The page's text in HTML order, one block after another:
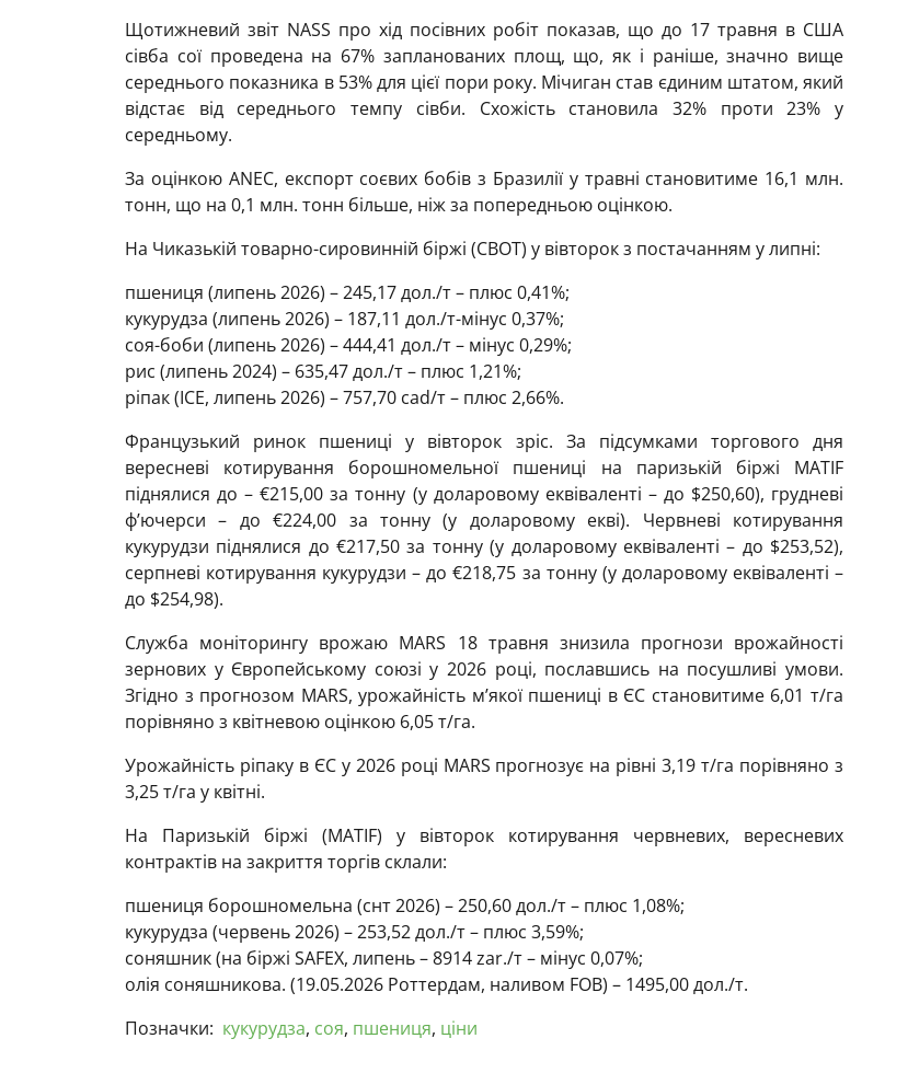
Щотижневий звіт NASS про хід посівних робіт показав, що до 17 травня в США
сівба сої проведена на 67% запланованих площ, що, як і раніше, значно вище
середнього показника в 53% для цієї пори року. Мічиган став єдиним штатом, який
відстає від середнього темпу сівби. Схожість становила 32% проти 23% у
середньому.
За оцінкою ANEC, експорт соєвих бобів з Бразилії у травні становитиме 16,1 млн.
тонн, що на 0,1 млн. тонн більше, ніж за попередньою оцінкою.
На Чиказькій товарно-сировинній біржі (CBOT) у вівторок з постачанням у липні:
пшениця (липень 2026) – 245,17 дол./т – плюс 0,41%;
кукурудза (липень 2026) – 187,11 дол./т-мінус 0,37%;
соя-боби (липень 2026) – 444,41 дол./т – мінус 0,29%;
рис (липень 2024) – 635,47 дол./т – плюс 1,21%;
ріпак (ICE, липень 2026) – 757,70 cad/т – плюс 2,66%.
Французький ринок пшениці у вівторок зріс. За підсумками торгового дня
вересневі котирування борошномельної пшениці на паризькій біржі MATIF
піднялися до – €215,00 за тонну (у доларовому еквіваленті – до $250,60), грудневі
ф’ючерси – до €224,00 за тонну (у доларовому екві). Червневі котирування
кукурудзи піднялися до €217,50 за тонну (у доларовому еквіваленті – до $253,52),
серпневі котирування кукурудзи – до €218,75 за тонну (у доларовому еквіваленті –
до $254,98).
Служба моніторингу врожаю MARS 18 травня знизила прогнози врожайності
зернових у Європейському союзі у 2026 році, пославшись на посушливі умови.
Згідно з прогнозом MARS, урожайність м’якої пшениці в ЄС становитиме 6,01 т/га
порівняно з квітневою оцінкою 6,05 т/га.
Урожайність ріпаку в ЄС у 2026 році MARS прогнозує на рівні 3,19 т/га порівняно з
3,25 т/га у квітні.
На Паризькій біржі (МАTIF) у вівторок котирування червневих, вересневих
контрактів на закриття торгів склали:
пшениця борошномельна (снт 2026) – 250,60 дол./т – плюс 1,08%;
кукурудза (червень 2026) – 253,52 дол./т – плюс 3,59%;
соняшник (на біржі SAFEX, липень – 8914 zar./т – мінус 0,07%;
олія соняшникова. (19.05.2026 Роттердам, наливом FOB) – 1495,00 дол./т.
Позначки: кукурудза, соя, пшениця, ціни